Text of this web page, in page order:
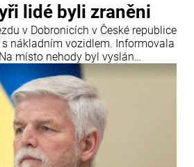
lidé byli zraněni
v Dobronicích v České republice
nákladním vozidlem. Informovala
místo nehody byl vyslán